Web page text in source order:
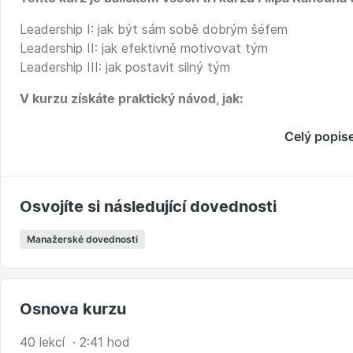
Leadership I: jak být sám sobě dobrým šéfem
Leadership II: jak efektivně motivovat tým
Leadership III: jak postavit silný tým
V kurzu získáte praktický návod, jak:
poznat svůj osobnostní typ, najít své silné stránky a
namotivovat sebe, abyste následně dokázali
hospodařit s pozorností a energií a zachovat si tak
vybírat ty nejlepší lidi do svého týmu a jak se
pracovat s motivací týmu, když se nedaří
Celý
Osvojíte si následující dovednosti
Manažerské dovednosti
Osnova kurzu
40 lekcí · 2:41 hod